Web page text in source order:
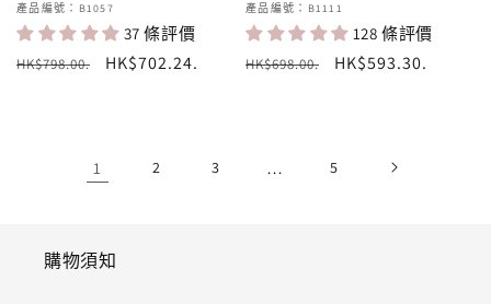
廠
商：
產品編號：B1057
37 條評價
定
HK$798.00.
售
HK$702.24.
廠
商：
產品編號：B1111
128 條評價
定
HK$698.00.
售
HK$593.30.
1 2 3 … 5
購物須知